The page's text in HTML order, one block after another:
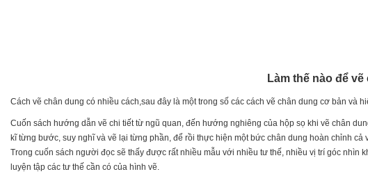
Làm thế nào để
Cách vẽ chân dung có nhiều cách,sau đây là một trong số các cách vẽ chân dung cơ bản và
Cuốn sách hướng dẫn vẽ chi tiết từ ngũ quan, đến hướng nghiêng của hộp sọ khi vẽ chân
kĩ từng bước, suy nghĩ và vẽ lại từng phần, để rồi thực hiện một bức chân dung hoàn chỉnh cả
Trong cuốn sách người đọc sẽ thấy được rất nhiều mẫu với nhiều tư thế, nhiều vị trí góc nhìn
luyện tập các tư thế cần có của hình vẽ.